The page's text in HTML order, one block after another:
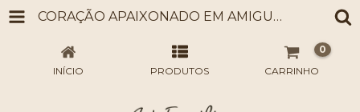
CORAÇÃO APAIXONADO EM AMIGURUMI
INÍCIO PRODUTOS CARRINHO
0